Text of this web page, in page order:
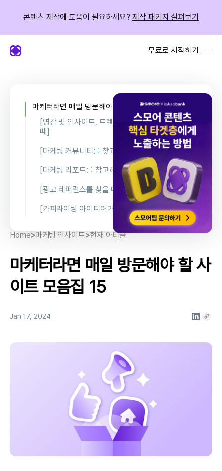
콘텐츠 제작에 도움이 필요하세요? 제작 패키지 살펴보기
무료로 시작하기
마케터라면 매일 방문해야 할 사이트 모음집 15
[영감 및 인사이트, 트렌드 리서치가 필요할
때]
1.오픈 애즈
2.서핏
3.퍼블리
4.캐릿
7.스모어
[마케팅 커뮤니티를 찾고 있다면]
8.아이보스
[마케팅 리포트를 참고해야 할 때]
9.DMC 리포트
10.메조 미디어
[광고 레퍼런스를 찾을 때]
12.메타 광고 라이브러리
[카피라이팅 아이디어가 필요하다면]
Home>마케팅 인사이트>현재 아티클
마케터라면 매일 방문해야 할 사
이트 모음집 15
Jan 17, 2024